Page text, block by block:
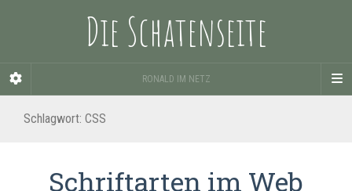
Die Schatenseite
RONALD IM NETZ
Schlagwort: CSS
Schriftarten im Web